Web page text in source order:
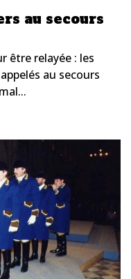
au secours
être relayée : les
au secours